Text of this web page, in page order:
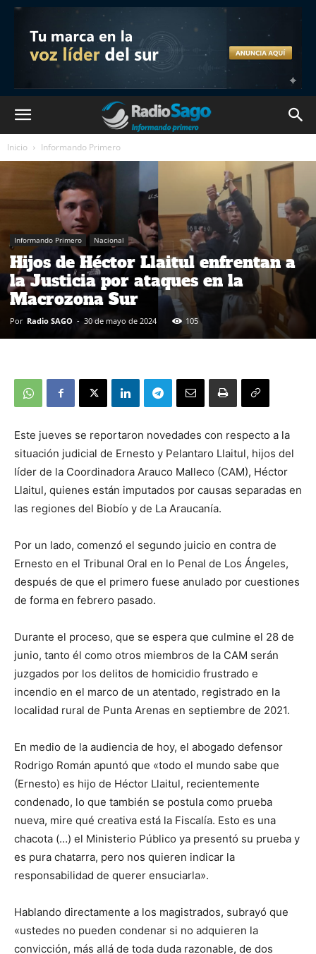
Inicio Informando Primero
Informando Primero Nacional
Hijos de Héctor Llaitul enfrentan a
la Justicia por ataques en la
Macrozona Sur
Por Radio SAGO - 30 de mayo de 2024 105
Este jueves se reportaron novedades con respecto a la
situación judicial de Ernesto y Pelantaro Llaitul, hijos del
líder de la Coordinadora Arauco Malleco (CAM), Héctor
Llaitul, quienes están imputados por causas separadas en
las regiones del Biobío y de La Araucanía.
Por un lado, comenzó el segundo juicio en contra de
Ernesto en el Tribunal Oral en lo Penal de Los Ángeles,
después de que el primero fuese anulado por cuestiones
de forma en febrero pasado.
Durante el proceso, que se espera que culmine el 28 de
junio, tanto él como otros miembros de la CAM serán
juzgados por los delitos de homicidio frustrado e
incendio en el marco de un atentado, registrado en la
localidad rural de Punta Arenas en septiembre de 2021.
En medio de la audiencia de hoy, el abogado defensor
Rodrigo Román apuntó que «todo el mundo sabe que
(Ernesto) es hijo de Héctor Llaitul, recientemente
condenado, lo que también se postula como prueba
nueva, mire qué creativa está la Fiscalía. Esto es una
chacota (…) el Ministerio Público ya presentó su prueba y
es pura chatarra, pero nos quieren indicar la
responsabilidad de querer ensuciarla».
Hablando directamente a los magistrados, subrayó que
«ustedes no pueden condenar si no adquieren la
convicción, más allá de toda duda razonable, de dos